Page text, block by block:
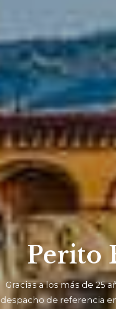
Perito
Gracias a los más de 25
despacho de referencia